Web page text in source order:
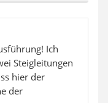
Ich
Steigleitungen
hier der
der